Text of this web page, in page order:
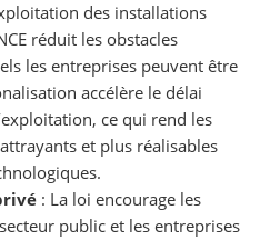
des installations
réduit les obstacles
les entreprises peuvent être
accélère le délai
ce qui rend les
et plus réalisables
: La loi encourage les
public et les entreprises